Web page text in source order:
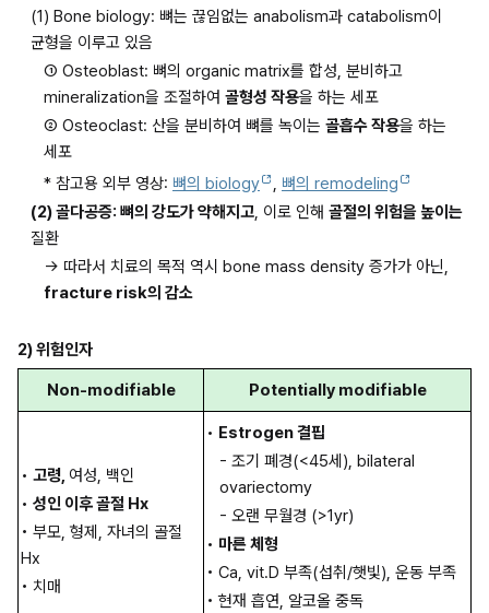
(1) Bone biology: 뼈는 끊임없는 anabolism과 catabolism이
균형을 이루고 있음
① Osteoblast: 뼈의 organic matrix를 합성, 분비하고
mineralization을 조절하여 골형성 작용을 하는 세포
② Osteoclast: 산을 분비하여 뼈를 녹이는 골흡수 작용을 하는
세포
* 참고용 외부 영상: 뼈의 biology , 뼈의 remodeling
(2) 골다공증: 뼈의 강도가 약해지고, 이로 인해 골절의 위험을 높이는
질환
fracture risk의 감소
2) 위험인자
Non-modifiable Potentially modifiable
• 고령, 여성, 백인
• 성인 이후 골절 Hx
• 부모, 형제, 자녀의 골절
Hx
• 치매
• Estrogen 결핍
- 조기 폐경(<45세), bilateral
ovariectomy
- 오랜 무월경 (>1yr)
• 마른 체형
• Ca, vit.D 부족(섭취/햇빛), 운동 부족
• 현재 흡연, 알코올 중독